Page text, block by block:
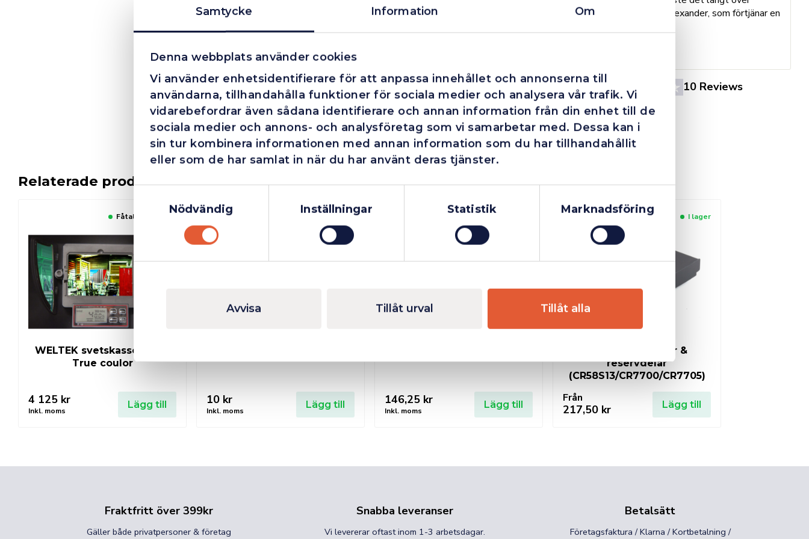
Samtycke Information Om
Denna webbplats använder cookies
Vi använder enhetsidentifierare för att anpassa innehållet och annonserna till
användarna, tillhandahålla funktioner för sociala medier och analysera vår trafik. Vi
vidarebefordrar även sådana identifierare och annan information från din enhet till de
sociala medier och annons- och analysföretag som vi samarbetar med. Dessa kan i
sin tur kombinera informationen med annan information som du har tillhandahållit
eller som de har samlat in när du har använt deras tjänster.
Nödvändig
Inställningar Statistik Marknadsföring
Avvisa Tillåt urval Tillåt alla
4.4 10 Reviews
förväntan. Hade kontakt med Alexander, som förtjänar en
Relaterade produkter
Fåtal kvar i lager
WELTEK svetskassett 5-13
True coulor
4 125 kr
Inkl. moms
Lägg till
Finns i lager
10 kr
Inkl. moms
Lägg till 146,25 kr
Inkl. moms
Lägg till
I lager
WELTEK tillbehör &
reservdelar
(CR58S13/CR7700/CR7705)
Från
217,50 kr Lägg till
Fraktfritt över 399kr
Gäller både privatpersoner & företag
Snabba leveranser
Vi levererar oftast inom 1-3 arbetsdagar.
Betalsätt
Företagsfaktura / Klarna / Kortbetalning /